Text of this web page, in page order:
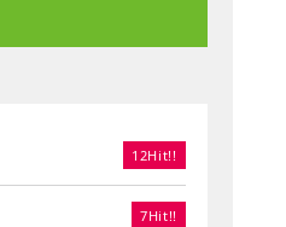
12Hit!!
7Hit!!